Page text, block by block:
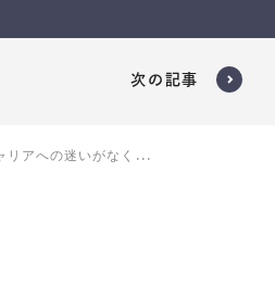
次の記事
リアへの迷いがなく...